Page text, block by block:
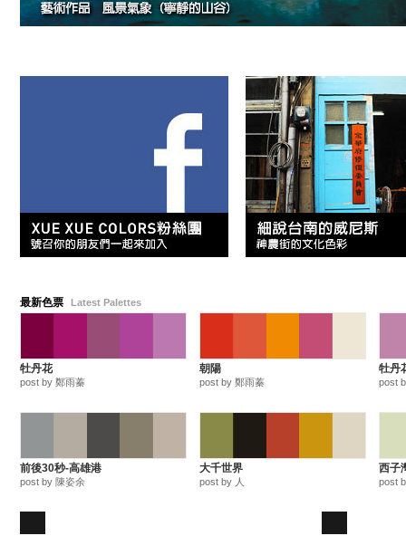
最新色票 Latest Palettes
牡丹花
post by 鄭雨蓁
朝陽
post by 鄭雨蓁
牡丹
post
前後30秒-高雄港
post by 陳姿余
大千世界
post by 人
西子
post